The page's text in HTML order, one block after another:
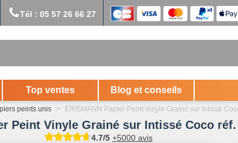
Tél : 05 57 26 66 27
Top ventes Blog et conseils
peints unis > ERISMANN Papier Peint Vinyle Grainé sur Intissé
Peint Vinyle Grainé sur Intissé Coco réf.
4.7/5 +5000 avis